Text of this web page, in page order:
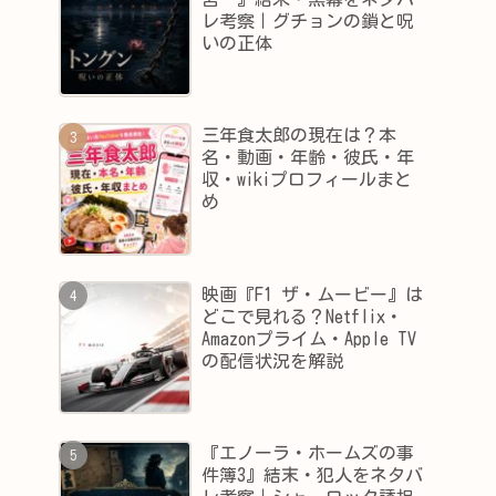
レ考察｜グチョンの鎖と呪
いの正体
三年食太郎の現在は？本
名・動画・年齢・彼氏・年
収・wikiプロフィールまと
め
映画『F1 ザ・ムービー』は
どこで見れる？Netflix・
Amazonプライム・Apple TV
の配信状況を解説
『エノーラ・ホームズの事
件簿3』結末・犯人をネタバ